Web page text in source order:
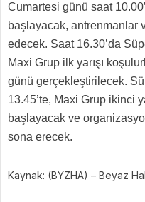
Cumartesi günü saat
başlayacak, antrenmanlar
edecek. Saat 16.30’da
Maxi Grup ilk yarışı
günü gerçekleştirilecek.
13.45’te, Maxi Grup ikinci
başlayacak ve
sona erecek.
Kaynak: (BYZHA) – Beyaz